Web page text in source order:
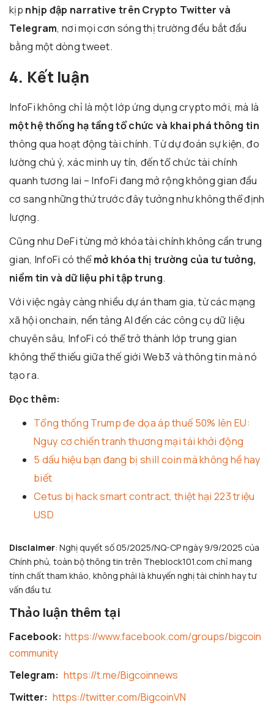
kịp nhịp đập narrative trên Crypto Twitter và
Telegram, nơi mọi cơn sóng thị trường đều bắt đầu
bằng một dòng tweet.
4. Kết luận
InfoFi không chỉ là một lớp ứng dụng crypto mới, mà là
một hệ thống hạ tầng tổ chức và khai phá thông tin
thông qua hoạt động tài chính. Từ dự đoán sự kiện, đo
lường chú ý, xác minh uy tín, đến tổ chức tài chính
quanh tương lai – InfoFi đang mở rộng không gian đầu
cơ sang những thứ trước đây tưởng như không thể định
lượng.
Cũng như DeFi từng mở khóa tài chính không cần trung
gian, InfoFi có thểmở khóa thị trường của tư tưởng,
niềm tin và dữ liệu phi tập trung.
Với việc ngày càng nhiều dự án tham gia, từ các mạng
xã hội onchain, nền tảng AI đến các công cụ dữ liệu
chuyên sâu, InfoFi có thể trở thành lớp trung gian
không thể thiếu giữa thế giới Web3 và thông tin mà nó
tạo ra.
Đọc thêm:
Tổng thống Trump đe dọa áp thuế 50% lên EU:
Nguy cơ chiến tranh thương mại tái khởi động
5 dấu hiệu bạn đang bị shill coin mà không hề hay
biết
Cetus bị hack smart contract, thiệt hại 223 triệu
USD
Disclaimer: Nghị quyết số 05/2025/NQ-CP ngày 9/9/2025 của
Chính phủ, toàn bộ thông tin trên Theblock101.com chỉ mang
tính chất tham khảo, không phải là khuyến nghị tài chính hay tư
vấn đầu tư.
Thảo luận thêm tại
Facebook: https://www.facebook.com/groups/bigcoin
community
Telegram: https://t.me/Bigcoinnews
Twitter: https://twitter.com/BigcoinVN